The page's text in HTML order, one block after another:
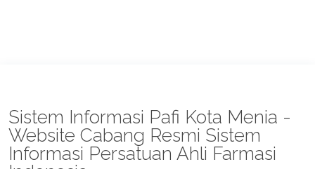
Sistem Informasi Pafi Kota Menia -
Website Cabang Resmi Sistem
Informasi Persatuan Ahli Farmasi